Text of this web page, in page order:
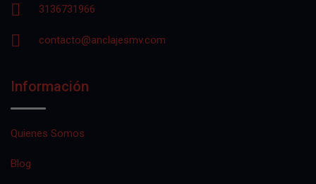
3136731966
contacto@anclajesmv.com
Información
Quienes Somos
Blog